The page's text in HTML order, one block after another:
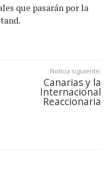
que pasarán por la
Noticia siguiente:
Canarias y la
Internacional
Reaccionaria